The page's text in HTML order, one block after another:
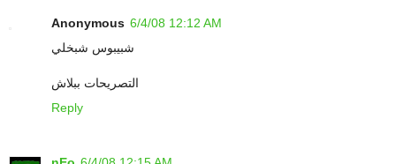
Anonymous 6/4/08 12:12 AM
شبيبوس شبخلي
التصريحات ببلاش
Reply